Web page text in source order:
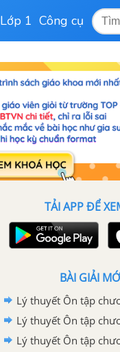
Lớp 1 Công cụ
TẢI APP ĐỂ
BÀI GIẢI
Lý thuyết Ôn tập